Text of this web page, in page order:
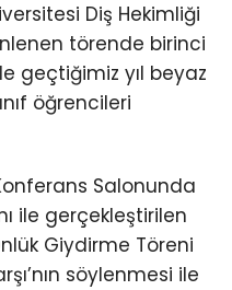
Diş Hekimliği
törende birinci
geçtiğimiz yıl beyaz
öğrencileri
Salonunda
ile gerçekleştirilen
Giydirme Töreni
söylenmesi ile